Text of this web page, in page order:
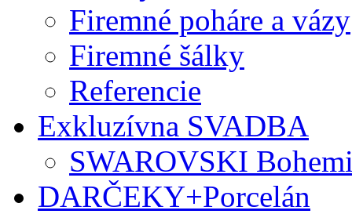
Firemné poháre a vázy
Firemné šálky
Referencie
Exkluzívna SVADBA
SWAROVSKI
DARČEKY+Porcelán